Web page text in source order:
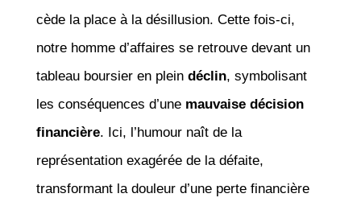
cède la place à la désillusion. Cette fois-ci,
notre homme d’affaires se retrouve devant un
tableau boursier en plein déclin, symbolisant
les conséquences d’une mauvaise décision
financière. Ici, l’humour naît de la
représentation exagérée de la défaite,
transformant la douleur d’une perte financière